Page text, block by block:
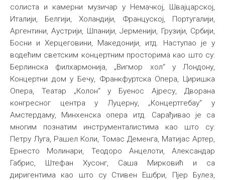
солиста и камерни музичар у Немачкој, Швајцарској,
Италији, Белгији, Холандији, Француској, Португалији,
Аргентини, Аустрији, Шпанији, Јерменији, Грузији, Србији,
Босни и Херцеговини, Македонији, итд. Наступао је у
водећим светским концертним просторима као што су:
Берлинска филхармонија, „Вигмор хол“ у Лондону,
Концертни дом у Бечу, Франкфуртска Опера, Циришка
Опера, Театар „Колон“ у Буенос Ајресу, Дворана
конгресног центра у Луцерну, „Концертгебау“ у
Амстердаму, Минхенска опера итд. Сарађивао је са
многим познатим инструменталистима као што су:
Петру Луга, Рашел Коли, Томас Деменга, Матијас Артер,
Ернесто Молинари, Теодоро Анцелоти, Александар
Габрис, Штефан Хусонг, Саша Мирковић и са
диригентима као што су Стивен Ешбри, Пјер Булез,